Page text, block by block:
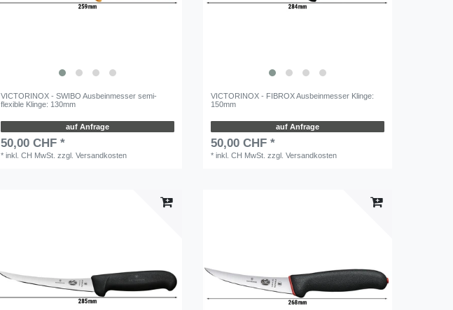
VICTORINOX - SWIBO Ausbeinmesser semi-
flexible Klinge: 130mm
auf Anfrage
50,00 CHF *
*inkl. CH MwSt. zzgl.Versandkosten
VICTORINOX - FIBROX Ausbeinmesser Klinge:
150mm
auf Anfrage
50,00 CHF *
*inkl. CH MwSt. zzgl.Versandkosten